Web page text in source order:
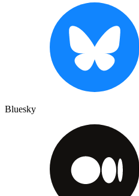
Bluesky